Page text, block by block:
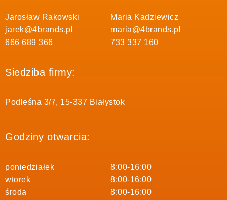
Jarosław Rakowski
jarek@4brands.pl
666 689 366
Maria Kadziewicz
maria@4brands.pl
733 337 160
Siedziba firmy:
Podleśna 3/7, 15-337 Białystok
Godziny otwarcia:
poniedziałek
wtorek
środa
8:00-16:00
8:00-16:00
8:00-16:00